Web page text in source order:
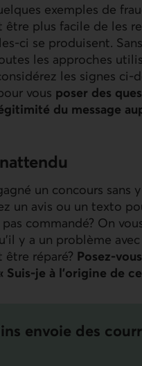
exemples de
plus facile de les
ci se produisent.
les approches
les signes ci-
vous poser des
du message
un concours sans
un avis ou un texto
pas commandé? On
y a un problème
être réparé? Posez-
Suis-je à l’origine de
envoie des